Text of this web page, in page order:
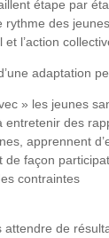
étape par
rythme des
l’action
adaptation
» les jeunes
entretenir des
apprennent
de façon
contraintes
attendre de